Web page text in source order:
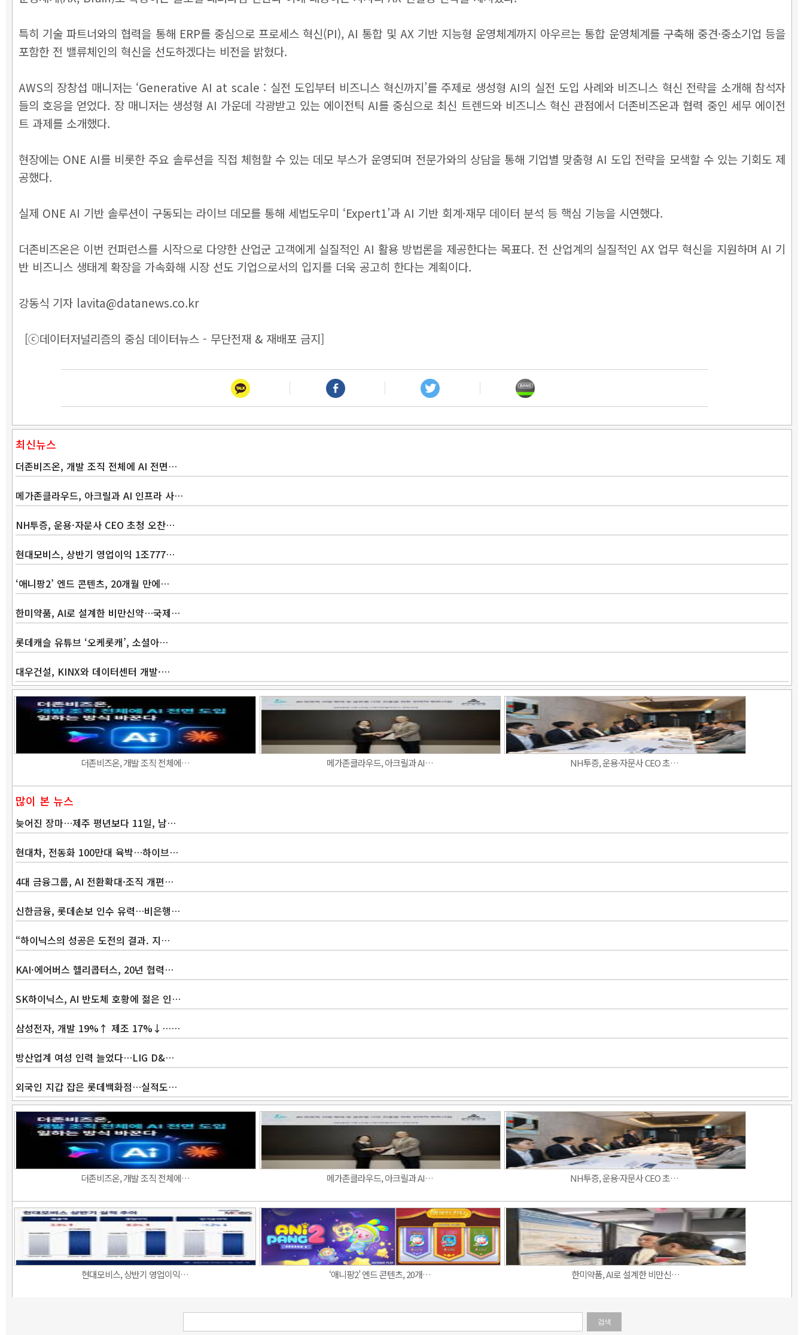
특히 기술 파트너와의 협력을 통해 ERP를 중심으로 프로세스 혁신(PI), AI 통합 및 AX 기반 지능형 운영체계까지 아우르는 통합 운영체계를 구축해 중견·중소기업 등을
포함한 전 밸류체인의 혁신을 선도하겠다는 비전을 밝혔다.
AWS의 장창섭 매니저는 ‘Generative AI at scale : 실전 도입부터 비즈니스 혁신까지’를 주제로 생성형 AI의 실전 도입 사례와 비즈니스 혁신 전략을 소개해 참석자
들의 호응을 얻었다. 장 매니저는 생성형 AI 가운데 각광받고 있는 에이전틱 AI를 중심으로 최신 트렌드와 비즈니스 혁신 관점에서 더존비즈온과 협력 중인 세무 에이전
트 과제를 소개했다.
현장에는 ONE AI를 비롯한 주요 솔루션을 직접 체험할 수 있는 데모 부스가 운영되며 전문가와의 상담을 통해 기업별 맞춤형 AI 도입 전략을 모색할 수 있는 기회도 제
공했다.
실제 ONE AI 기반 솔루션이 구동되는 라이브 데모를 통해 세법도우미 ‘Expert1’과 AI 기반 회계·재무 데이터 분석 등 핵심 기능을 시연했다.
더존비즈온은 이번 컨퍼런스를 시작으로 다양한 산업군 고객에게 실질적인 AI 활용 방법론을 제공한다는 목표다. 전 산업계의 실질적인 AX 업무 혁신을 지원하며 AI 기
반 비즈니스 생태계 확장을 가속화해 시장 선도 기업으로서의 입지를 더욱 공고히 한다는 계획이다.
강동식 기자 lavita@datanews.co.kr
[ⓒ데이터저널리즘의 중심 데이터뉴스 - 무단전재 & 재배포 금지]
최신뉴스
더존비즈온, 개발 조직 전체에 AI 전면…
메가존클라우드, 아크릴과 AI 인프라 사…
NH투증, 운용·자문사 CEO 초청 오찬…
현대모비스, 상반기 영업이익 1조777…
‘애니팡2’ 엔드 콘텐츠, 20개월 만에…
한미약품, AI로 설계한 비만신약…국제…
롯데캐슬 유튜브 ‘오케롯캐’, 소셜아…
대우건설, KINX와 데이터센터 개발·…
더존비즈온, 개발 조직 전체에… 메가존클라우드, 아크릴과 AI… NH투증, 운용·자문사 CEO 초…
많이 본 뉴스
늦어진 장마…제주 평년보다 11일, 남…
현대차, 전동화 100만대 육박…하이브…
4대 금융그룹, AI 전환확대·조직 개편…
신한금융, 롯데손보 인수 유력…비은행…
“하이닉스의 성공은 도전의 결과. 지…
KAI·에어버스 헬리콥터스, 20년 협력…
SK하이닉스, AI 반도체 호황에 젊은 인…
삼성전자, 개발 19%↑ 제조 17%↓……
방산업계 여성 인력 늘었다…LIG D&…
외국인 지갑 잡은 롯데백화점…실적도…
더존비즈온, 개발 조직 전체에… 메가존클라우드, 아크릴과 AI… NH투증, 운용·자문사 CEO 초…
현대모비스, 상반기 영업이익… ‘애니팡2’ 엔드 콘텐츠, 20개… 한미약품, AI로 설계한 비만신…
검색